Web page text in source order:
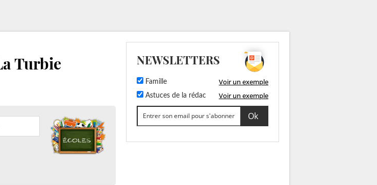
Turbie
NEWSLETTERS
Famille Voir un exemple
Astuces de la rédac Voir un exemple